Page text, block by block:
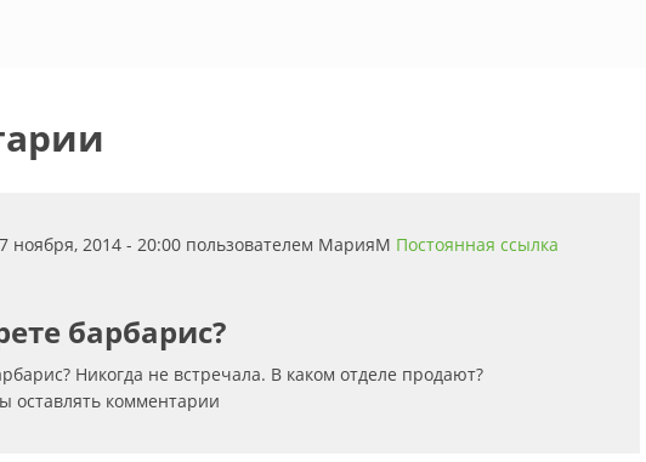
ноября, 2014 - 20:00 пользователем МарияМ Постоянная ссылка
барбарис?
Никогда не встречала. В каком отделе продают?
оставлять комментарии